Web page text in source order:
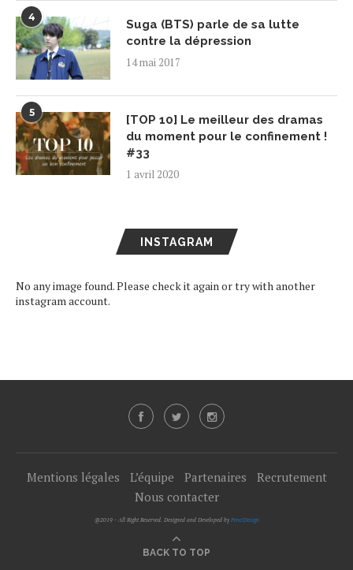
4
Suga (BTS) parle de sa lutte
contre la dépression
14 mai 2017
5
[TOP 10] Le meilleur des dramas
du moment pour le confinement !
#33
1 avril 2020
INSTAGRAM
No any image found. Please check it again or try with another
instagram account.
Mentions légales L’équipe Partenaires
Recrutement
Nous contacter
@2019 - All Right Reserved. Designed and Developed by PenciDesign
BACK TO TOP